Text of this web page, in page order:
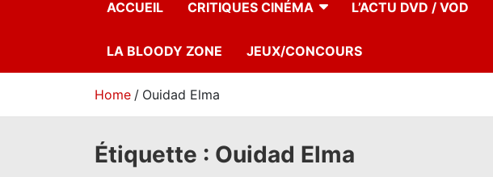
ACCUEIL CRITIQUES CINÉMA L’ACTU DVD / VOD
LA BLOODY ZONE JEUX/CONCOURS
Home Ouidad Elma
Étiquette : Ouidad Elma